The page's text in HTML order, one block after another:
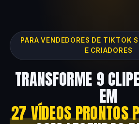
PARA VENDEDORES DE TIKTOK
E CRIADORES
TRANSFORME 9
EM
27 VÍDEOS PRONTOS